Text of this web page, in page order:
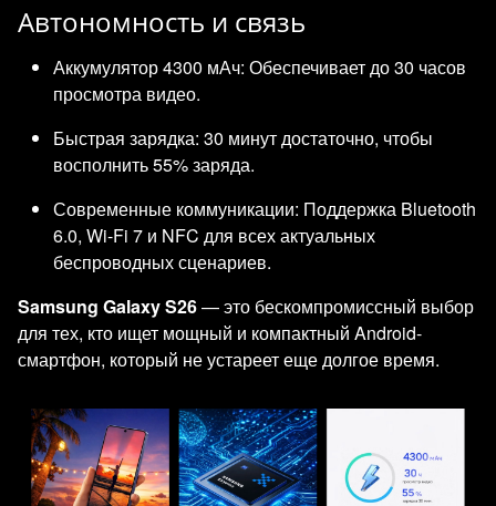
Автономность и связь
Аккумулятор 4300 мАч: Обеспечивает до 30 часов
просмотра видео.
Быстрая зарядка: 30 минут достаточно, чтобы
восполнить 55% заряда.
Современные коммуникации: Поддержка Bluetooth
6.0, Wi-Fi 7 и NFC для всех актуальных
беспроводных сценариев.
Samsung Galaxy S26— это бескомпромиссный выбор
для тех, кто ищет мощный и компактный Android-
смартфон, который не устареет еще долгое время.